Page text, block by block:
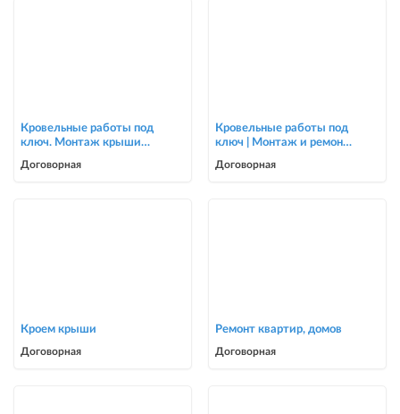
Кровельные работы под
ключ. Монтаж крыши
коттеджей
Договорная
Кровельные работы под
ключ | Монтаж и ремонт
Договорная
Кроем крыши
Договорная
Ремонт квартир, домов
Договорная